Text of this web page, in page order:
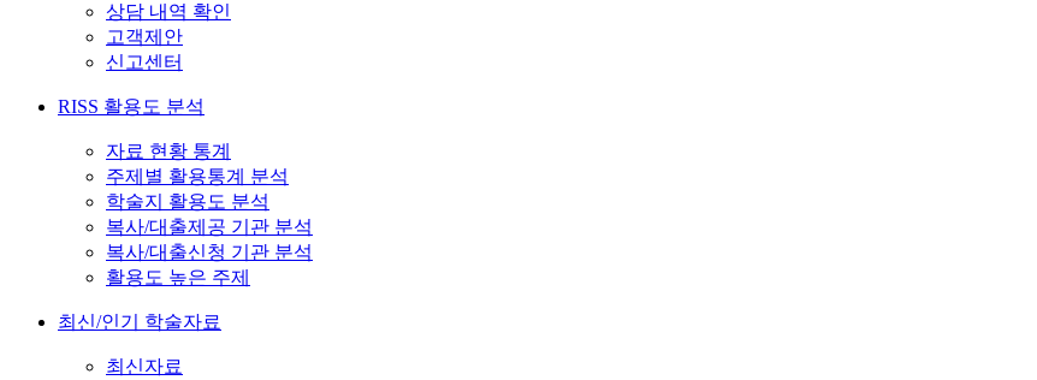
상담 내역 확인
고객제안
신고센터
RISS 활용도 분석
자료 현황 통계
주제별 활용통계 분석
학술지 활용도 분석
복사/대출제공 기관 분석
복사/대출신청 기관 분석
활용도 높은 주제
최신/인기 학술자료
최신자료